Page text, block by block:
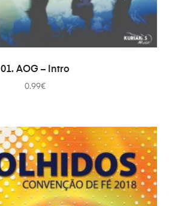
PRIDAŤ DO KOŠÍKA
01. AOG – Intro
0.99€